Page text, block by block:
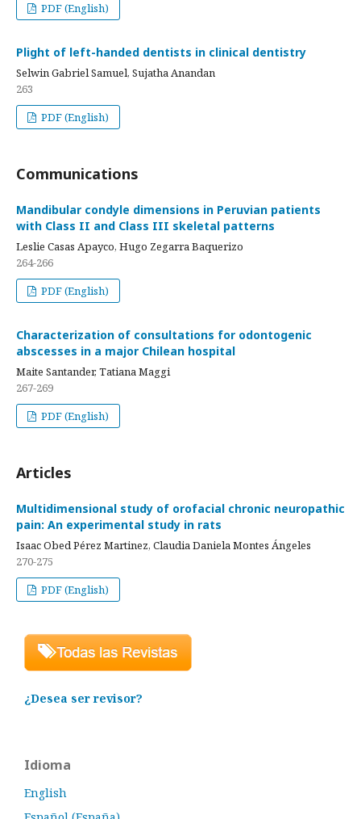
PDF (English)
Plight of left-handed dentists in clinical dentistry
Selwin Gabriel Samuel, Sujatha Anandan
263
PDF (English)
Communications
Mandibular condyle dimensions in Peruvian patients
with Class II and Class III skeletal patterns
Leslie Casas Apayco, Hugo Zegarra Baquerizo
264-266
PDF (English)
Characterization of consultations for odontogenic
abscesses in a major Chilean hospital
Maite Santander, Tatiana Maggi
267-269
PDF (English)
Articles
Multidimensional study of orofacial chronic neuropathic
pain: An experimental study in rats
Isaac Obed Pérez Martinez, Claudia Daniela Montes Ángeles
270-275
PDF (English)
¿Desea ser revisor?
Idioma
English